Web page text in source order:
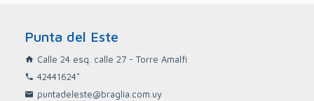
Punta del Este
Calle 24 esq. calle 27 - Torre Amalfi
42441624*
puntadeleste@braglia.com.uy